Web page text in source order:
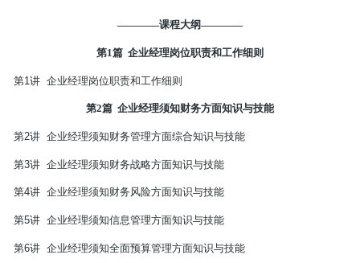
————课程大纲————
第1篇 企业经理岗位职责和工作细则
第1讲 企业经理岗位职责和工作细则
第2篇 企业经理须知财务方面知识与技能
第2讲 企业经理须知财务管理方面综合知识与技能
第3讲 企业经理须知财务战略方面知识与技能
第4讲 企业经理须知财务风险方面知识与技能
第5讲 企业经理须知信息管理方面知识与技能
第6讲 企业经理须知全面预算管理方面知识与技能